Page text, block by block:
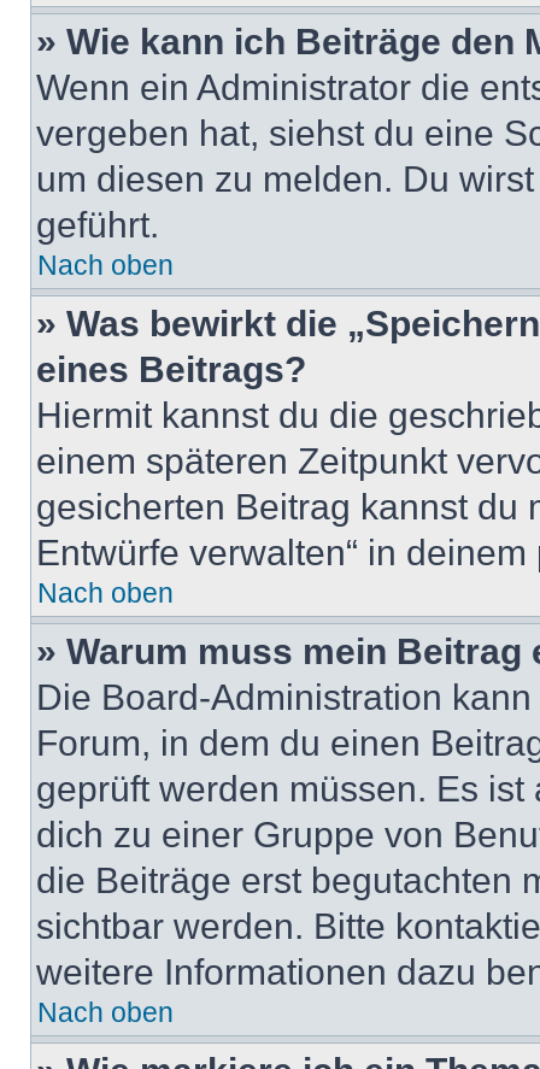
» Wie kann ich Beiträge den
Wenn ein Administrator die
vergeben hat, siehst du eine
um diesen zu melden. Du
geführt.
Nach oben
» Was bewirkt die
eines Beitrags?
Hiermit kannst du die
einem späteren Zeitpunkt
gesicherten Beitrag kannst du
Entwürfe verwalten“ in
Nach oben
» Warum muss mein
Die Board-Administration
Forum, in dem du einen
geprüft werden müssen. Es
dich zu einer Gruppe von
die Beiträge erst begutachten
sichtbar werden. Bitte
weitere Informationen dazu
Nach oben